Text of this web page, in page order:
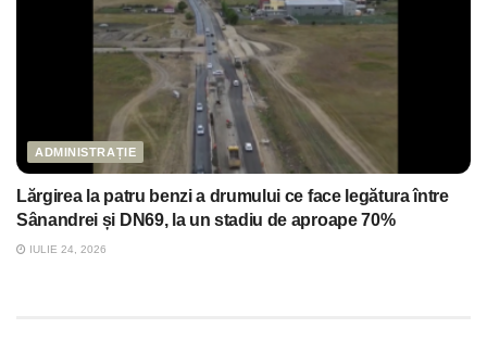
ADMINISTRAȚIE
Lărgirea la patru benzi a drumului ce face legătura între
Sânandrei și DN69, la un stadiu de aproape 70%
IULIE 24, 2026